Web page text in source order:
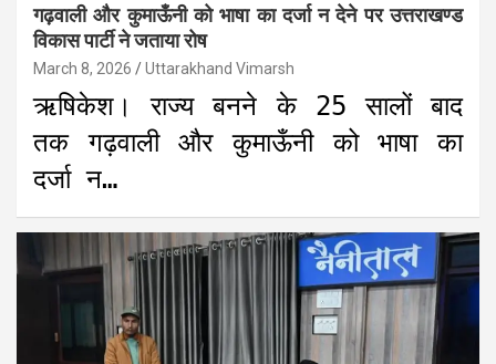
गढ़वाली और कुमाऊँनी को भाषा का दर्जा न देने पर उत्तराखण्ड
विकास पार्टी ने जताया रोष
March 8, 2026 Uttarakhand Vimarsh
ऋषिकेश। राज्य बनने के 25 सालों बाद
तक गढ़वाली और कुमाऊँनी को भाषा का
दर्जा न…